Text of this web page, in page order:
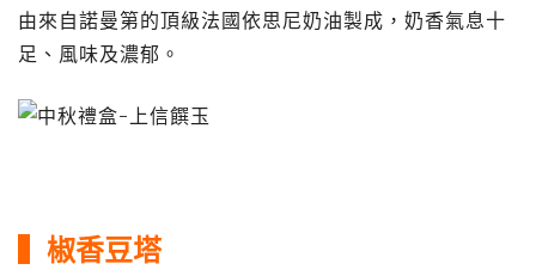
由來自諾曼第的頂級法國依思尼奶油製成，奶香氣息十
足、風味及濃郁。
▍椒香豆塔